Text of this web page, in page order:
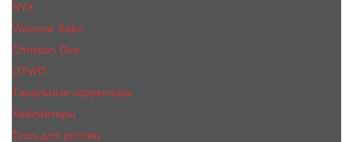
NYX
Vivienne Sabo
Сhristiаn Diоr
OTWO
Тональные корректоры
Хайлайтеры
Тушь для ресниц